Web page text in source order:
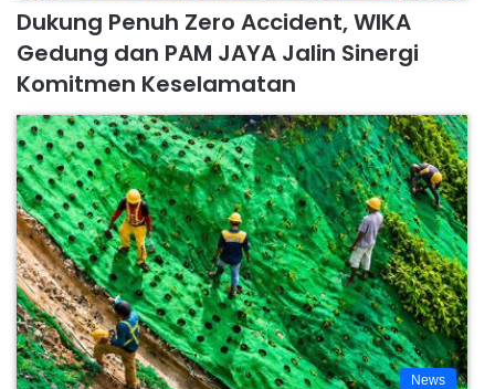
Dukung Penuh Zero Accident, WIKA
Gedung dan PAM JAYA Jalin Sinergi
Komitmen Keselamatan
News